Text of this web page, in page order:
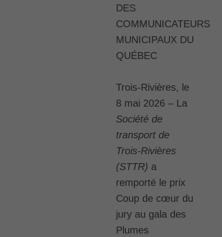
DES
COMMUNICATEURS
MUNICIPAUX DU
QUÉBEC
Trois-Rivières, le
8 mai 2026 – La
Société de
transport de
Trois-Rivières
(STTR) a
remporté le prix
Coup de cœur du
jury au gala des
Plumes